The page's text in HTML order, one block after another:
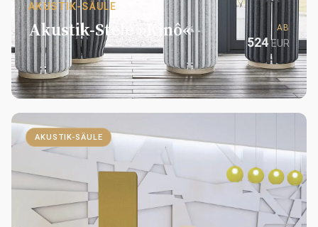
AKUSTIK-SÄULE
Akustik-Stele »Kinô« AB
524EUR
AKUSTIK-SÄULE